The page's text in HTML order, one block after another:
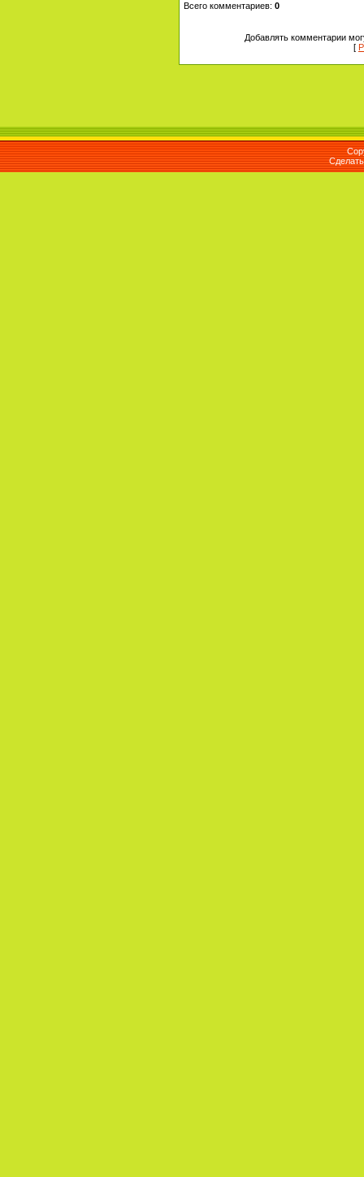
Всего комментариев: 0
Добавлять комментарии
[